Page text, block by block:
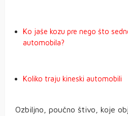
Ko jaše kozu pre nego što
automobila?
Koliko traju kineski automobili
Ozbiljno, poučno štivo, koje